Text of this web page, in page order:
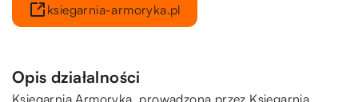
ksiegarnia-armoryka.pl
Opis działalności
Księgarnia Armoryka, prowadzona przez Księgarnia